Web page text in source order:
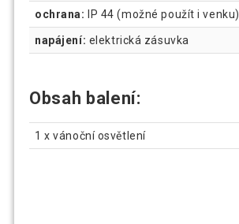
ochrana: IP 44 (možné použít i venku)
napájení: elektrická zásuvka
Obsah balení:
1 x vánoční osvětlení